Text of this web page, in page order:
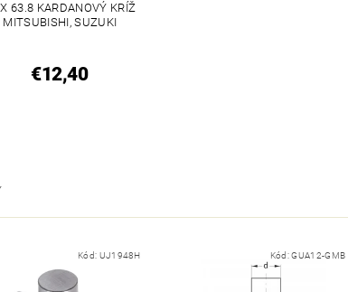
63.8 KARDANOVÝ KRÍŽ
MITSUBISHI, SUZUKI
€12,40
Kód: UJ1948H Kód:GUA12-GMB